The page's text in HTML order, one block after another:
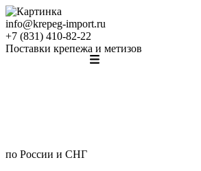
info@krepeg-import.ru
+7 (831) 410-82-22
Поставки крепежа и метизов
по России и СНГ